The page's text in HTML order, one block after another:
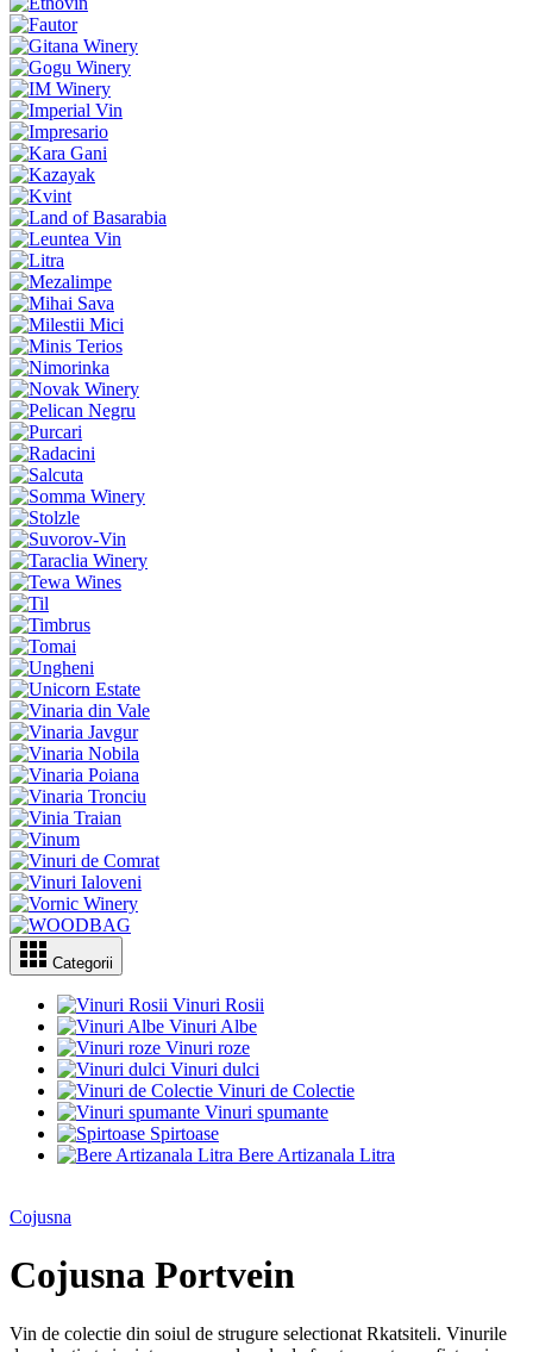
Categorii
Vinuri Rosii
Vinuri Albe
Vinuri roze
Vinuri dulci
Vinuri de Colectie
Vinuri spumante
Spirtoase
Bere Artizanala Litra
Cojusna
Cojusna Portvein
Vin de colectie din soiul de strugure selectionat Rkatsiteli. Vinurile